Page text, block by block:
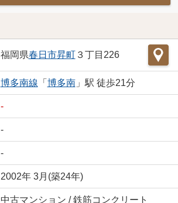
福岡県春日市昇町３丁目226
博多南線 「 博多南」駅 徒歩21分
-
-
-
2002年 3月(築24年)
中古マンション / 鉄筋コンクリート